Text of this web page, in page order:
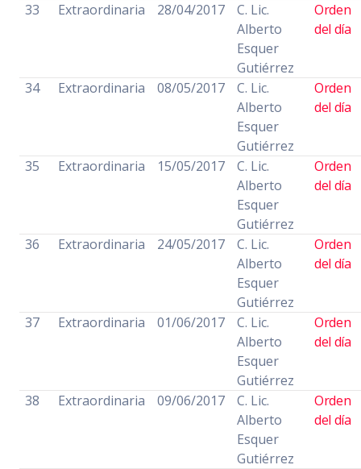
33 Extraordinaria 28/04/2017
C. Lic.
Alberto
Esquer
Gutiérrez
Orden
del día
34 Extraordinaria 08/05/2017
C. Lic.
Alberto
Esquer
Gutiérrez
Orden
del día
35 Extraordinaria 15/05/2017
C. Lic.
Alberto
Esquer
Gutiérrez
Orden
del día
36 Extraordinaria 24/05/2017
C. Lic.
Alberto
Esquer
Gutiérrez
Orden
del día
37 Extraordinaria 01/06/2017
C. Lic.
Alberto
Esquer
Gutiérrez
Orden
del día
38 Extraordinaria 09/06/2017
C. Lic.
Alberto
Esquer
Gutiérrez
Orden
del día